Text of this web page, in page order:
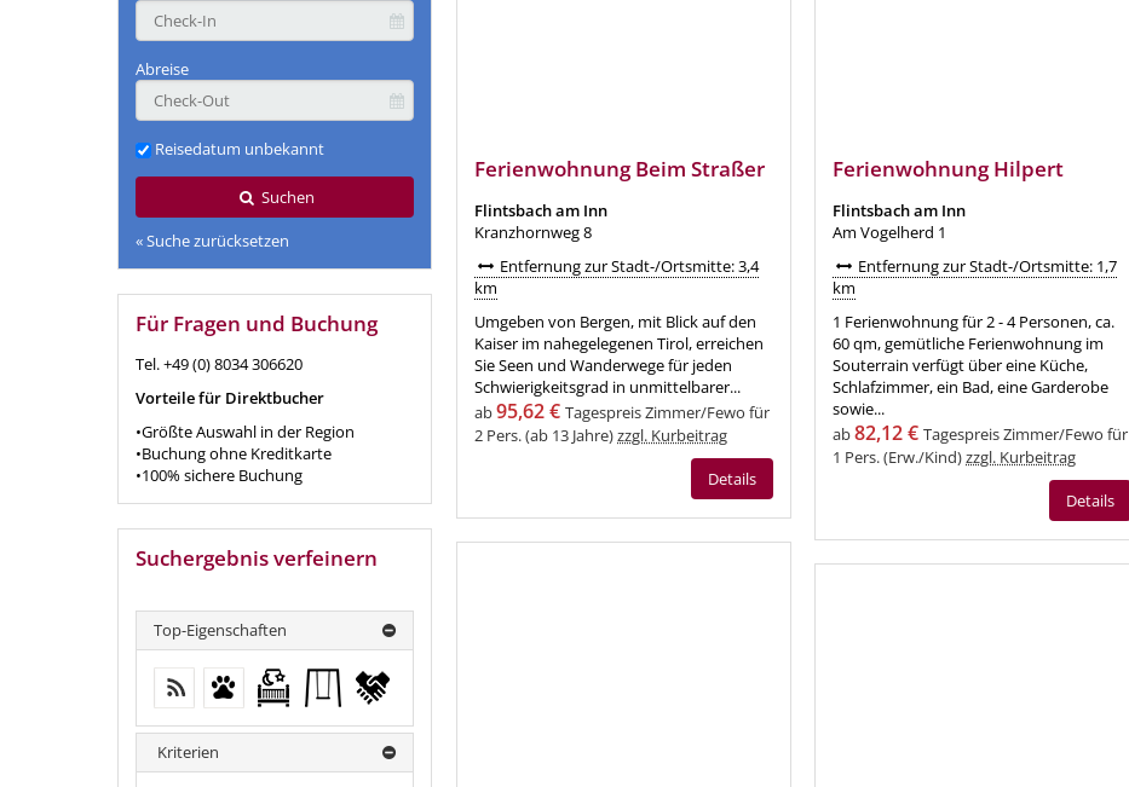
Ferienwohnung Beim Straßer
Flintsbach am Inn
Kranzhornweg 8
Entfernung zur Stadt-/Ortsmitte: 3,4
km
Umgeben von Bergen, mit Blick auf den
Kaiser im nahegelegenen Tirol, erreichen
Sie Seen und Wanderwege für jeden
Schwierigkeitsgrad in unmittelbarer...
ab95,62 € Tagespreis Zimmer/Fewo für
2 Pers. (ab 13 Jahre)zzgl. Kurbeitrag
Details
Ferienwohnung Hilpert
Flintsbach am Inn
Am Vogelherd 1
Entfernung zur Stadt-/Ortsmitte: 1,7
km
1 Ferienwohnung für 2 - 4 Personen, ca.
60 qm, gemütliche Ferienwohnung im
Souterrain verfügt über eine Küche,
Schlafzimmer, ein Bad, eine Garderobe
sowie...
ab82,12 € Tagespreis Zimmer/Fewo für
1 Pers. (Erw./Kind)zzgl. Kurbeitrag
Details
Abreise
Reisedatum unbekannt
Suchen
« Suche zurücksetzen
Für Fragen und Buchung
Tel. +49 (0) 8034 306620
Vorteile für Direktbucher
•Größte Auswahl in der Region
•Buchung ohne Kreditkarte
•100% sichere Buchung
Suchergebnis verfeinern
Top-Eigenschaften
kostenloses W-LAN (in der gesamten
Unterkunft)
Haustiere erlaubt
Kostenfreies Babybett
von 0-2 Jahren
Outdoorspielgeräte
für Kinder
Flexible
Stornierung
Kriterien